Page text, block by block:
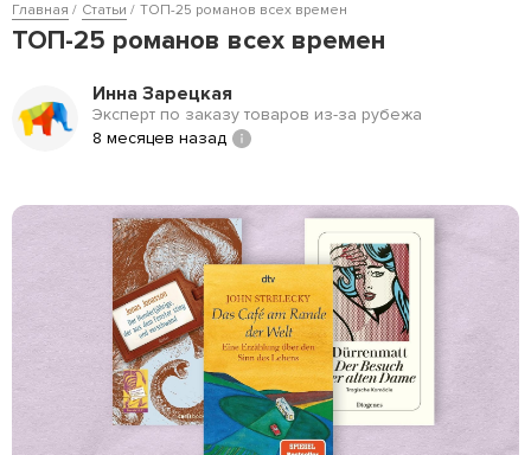
Главная Статьи ТОП-25 романов всех времен
ТОП-25 романов всех времен
Инна Зарецкая
Эксперт по заказу товаров из-за рубежа
8 месяцев назад